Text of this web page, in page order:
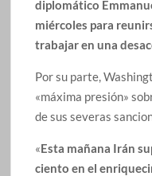
diplomático
miércoles para
trabajar en una
Por su parte,
«máxima presión»
de sus severas
«Esta mañana Irán
ciento en el